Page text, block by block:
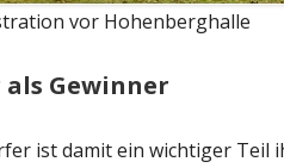
vor Hohenberghalle
Gewinner
ist damit ein wichtiger Teil